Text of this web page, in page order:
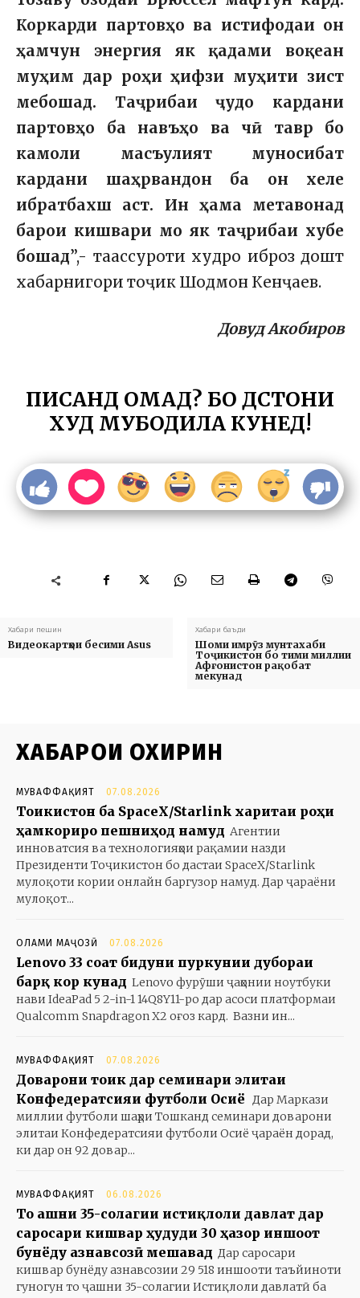
Коркарди партовҳо ва истифодаи он
ҳамчун энергия як қадами воқеан
муҳим дар роҳи ҳифзи муҳити зист
мебошад. Таҷрибаи ҷудо кардани
партовҳо ба навъҳо ва чӣ тавр бо
камоли масъулият муносибат
кардани шаҳрвандон ба он хеле
ибратбахш аст. Ин ҳама метавонад
барои кишвари мо як таҷрибаи хубе
бошад”,- таассуроти худро иброз дошт
хабарнигори тоҷик Шодмон Кенҷаев.
Довуд Акобиров
ПИСАНД ОМАД? БО ДӮСТОНИ
ХУД МУБОДИЛА КУНЕД!
Хабари пешин
Видеокартҳои бесими Asus
Хабари баъди
Шоми имрӯз мунтахаби
Тоҷикистон бо тими миллии
Афғонистон рақобат
мекунад
ХАБАРҲОИ ОХИРИН
МУВАФФАҚИЯТ 07.08.2026
Тоҷикистон ба SpaceX/Starlink харитаи роҳи
ҳамкориро пешниҳод намуд Агентии
инноватсия ва технологияҳои рақамии назди
Президенти Тоҷикистон бо дастаи SpaceX/Starlink
мулоқоти кории онлайн баргузор намуд. Дар ҷараёни
мулоқот...
ОЛАМИ МАҶОЗӢ 07.08.2026
Lenovo 33 соат бидуни пуркунии дубораи
барқ кор кунад Lenovo фурӯши ҷаҳонии ноутбуки
нави IdeaPad 5 2-in-1 14Q8Y11-ро дар асоси платформаи
Qualcomm Snapdragon X2 оғоз кард. Вазни ин...
МУВАФФАҚИЯТ 07.08.2026
Доварони тоҷик дар семинари элитаи
Конфедератсияи футболи Осиё Дар Маркази
миллии футболи шаҳри Тошканд семинари доварони
элитаи Конфедератсияи футболи Осиё ҷараён дорад,
ки дар он 92 довар...
МУВАФФАҚИЯТ 06.08.2026
То ҷашни 35-солагии истиқлоли давлат дар
саросари кишвар ҳудуди 30 ҳазор иншоот
бунёду азнавсозӣ мешавад Дар саросари
кишвар бунёду азнавсозии 29 518 иншооти таъйиноти
гуногун то ҷашни 35-солагии Истиқлоли давлатӣ ба